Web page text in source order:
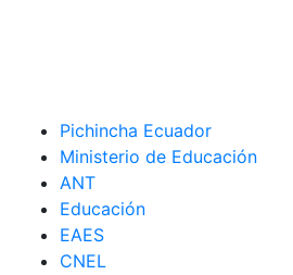
Pichincha Ecuador
Ministerio de Educación
ANT
Educación
EAES
CNEL